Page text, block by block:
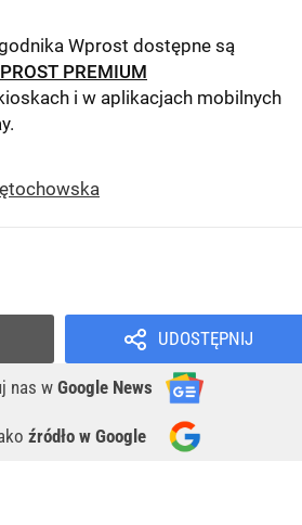
Wprost dostępne są
PREMIUM
i w aplikacjach mobilnych
.
UDOSTĘPNIJ
nas w Google News
źródło w Google